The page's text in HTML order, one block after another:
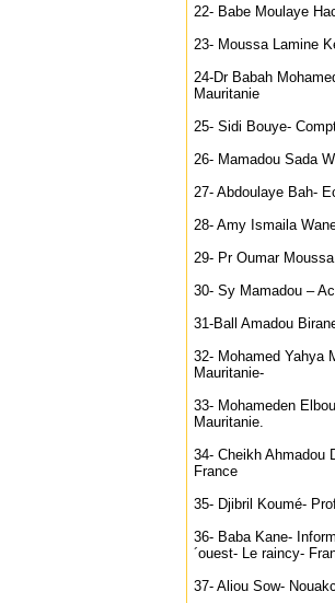
22- Babe Moulaye
23- Moussa Lamine
24-Dr Babah
Mauritanie
25- Sidi Bouye-
26- Mamadou Sada
27- Abdoulaye Bah-
28- Amy Ismaila
29- Pr Oumar
30- Sy Mamadou –
31-Ball Amadou
32- Mohamed Yahya
Mauritanie-
33- Mohameden
Mauritanie.
34- Cheikh Ahmadou
France
35- Djibril Koumé-
36- Baba Kane-
´ouest- Le raincy-
37- Aliou Sow-